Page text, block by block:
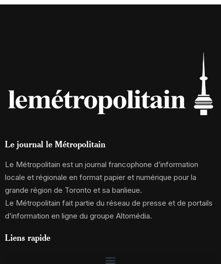
Le journal le Métropolitain
Le Métropolitain est un journal francophone d’information
locale et régionale en format papier et numérique pour la
grande région de Toronto et sa banlieue.
Le Métropolitain fait partie du réseau de presse et de portails
d’information en ligne du groupe Altomédia.
Liens rapide